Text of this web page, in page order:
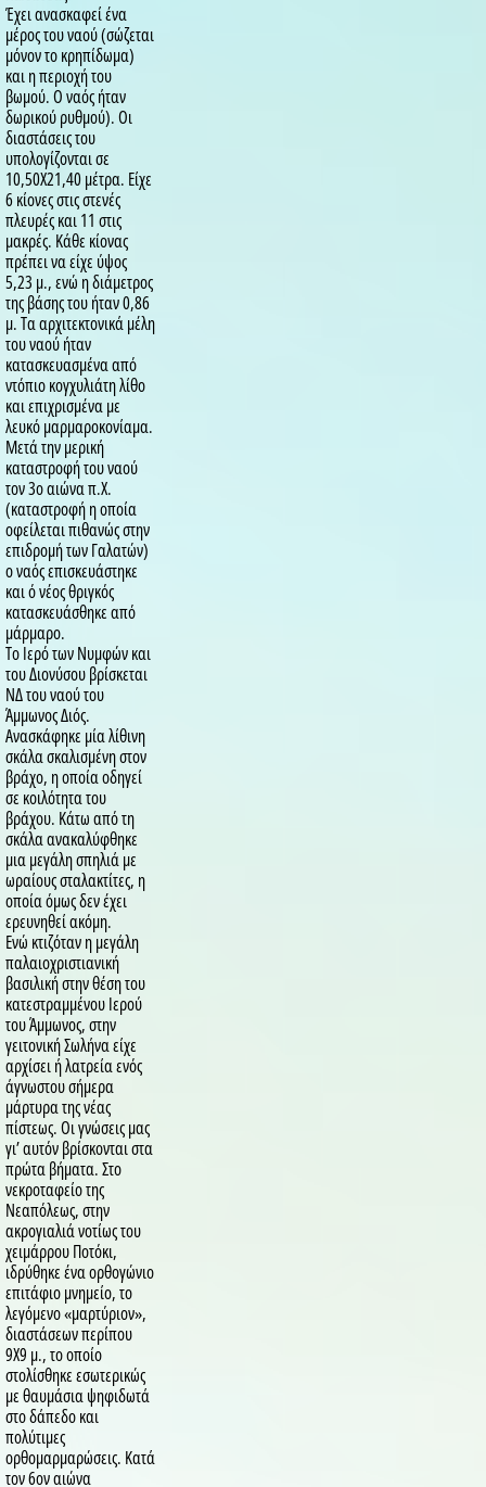
Έχει ανασκαφεί ένα
μέρος του ναού (σώζεται
μόνον το κρηπίδωμα)
και η περιοχή του
βωμού. Ο ναός ήταν
δωρικού ρυθμού). Οι
διαστάσεις του
υπολογίζονται σε
10,50X21,40 μέτρα. Είχε
6 κίονες στις στενές
πλευρές και 11 στις
μακρές. Κάθε κίονας
πρέπει να είχε ύψος
5,23 μ., ενώ η διάμετρος
της βάσης του ήταν 0,86
μ. Τα αρχιτεκτονικά μέλη
του ναού ήταν
κατασκευασμένα από
ντόπιο κογχυλιάτη λίθο
και επιχρισμένα με
λευκό μαρμαροκονίαμα.
Μετά την μερική
καταστροφή του ναού
τον 3ο αιώνα π.Χ.
(καταστροφή η οποία
οφείλεται πιθανώς στην
επιδρομή των Γαλατών)
ο ναός επισκευάστηκε
και ό νέος θριγκός
κατασκευάσθηκε από
μάρμαρο.
Το Ιερό των Νυμφών και
του Διονύσου βρίσκεται
ΝΔ του ναού του
Άμμωνος Διός.
Ανασκάφηκε μία λίθινη
σκάλα σκαλισμένη στον
βράχο, η οποία οδηγεί
σε κοιλότητα του
βράχου. Κάτω από τη
σκάλα ανακαλύφθηκε
μια μεγάλη σπηλιά με
ωραίους σταλακτίτες, η
οποία όμως δεν έχει
ερευνηθεί ακόμη.
Ενώ κτιζόταν η μεγάλη
παλαιοχριστιανική
βασιλική στην θέση του
κατεστραμμένου Ιερού
του Άμμωνος, στην
γειτονική Σωλήνα είχε
αρχίσει ή λατρεία ενός
άγνωστου σήμερα
μάρτυρα της νέας
πίστεως. Οι γνώσεις μας
γι’ αυτόν βρίσκονται στα
πρώτα βήματα. Στο
νεκροταφείο της
Νεαπόλεως, στην
ακρογιαλιά νοτίως του
χειμάρρου Ποτόκι,
ιδρύθηκε ένα ορθογώνιο
επιτάφιο μνημείο, το
λεγόμενο «μαρτύριον»,
διαστάσεων περίπου
9X9 μ., το οποίο
στολίσθηκε εσωτερικώς
με θαυμάσια ψηφιδωτά
στο δάπεδο και
πολύτιμες
ορθομαρμαρώσεις. Κατά
τον 6ον αιώνα